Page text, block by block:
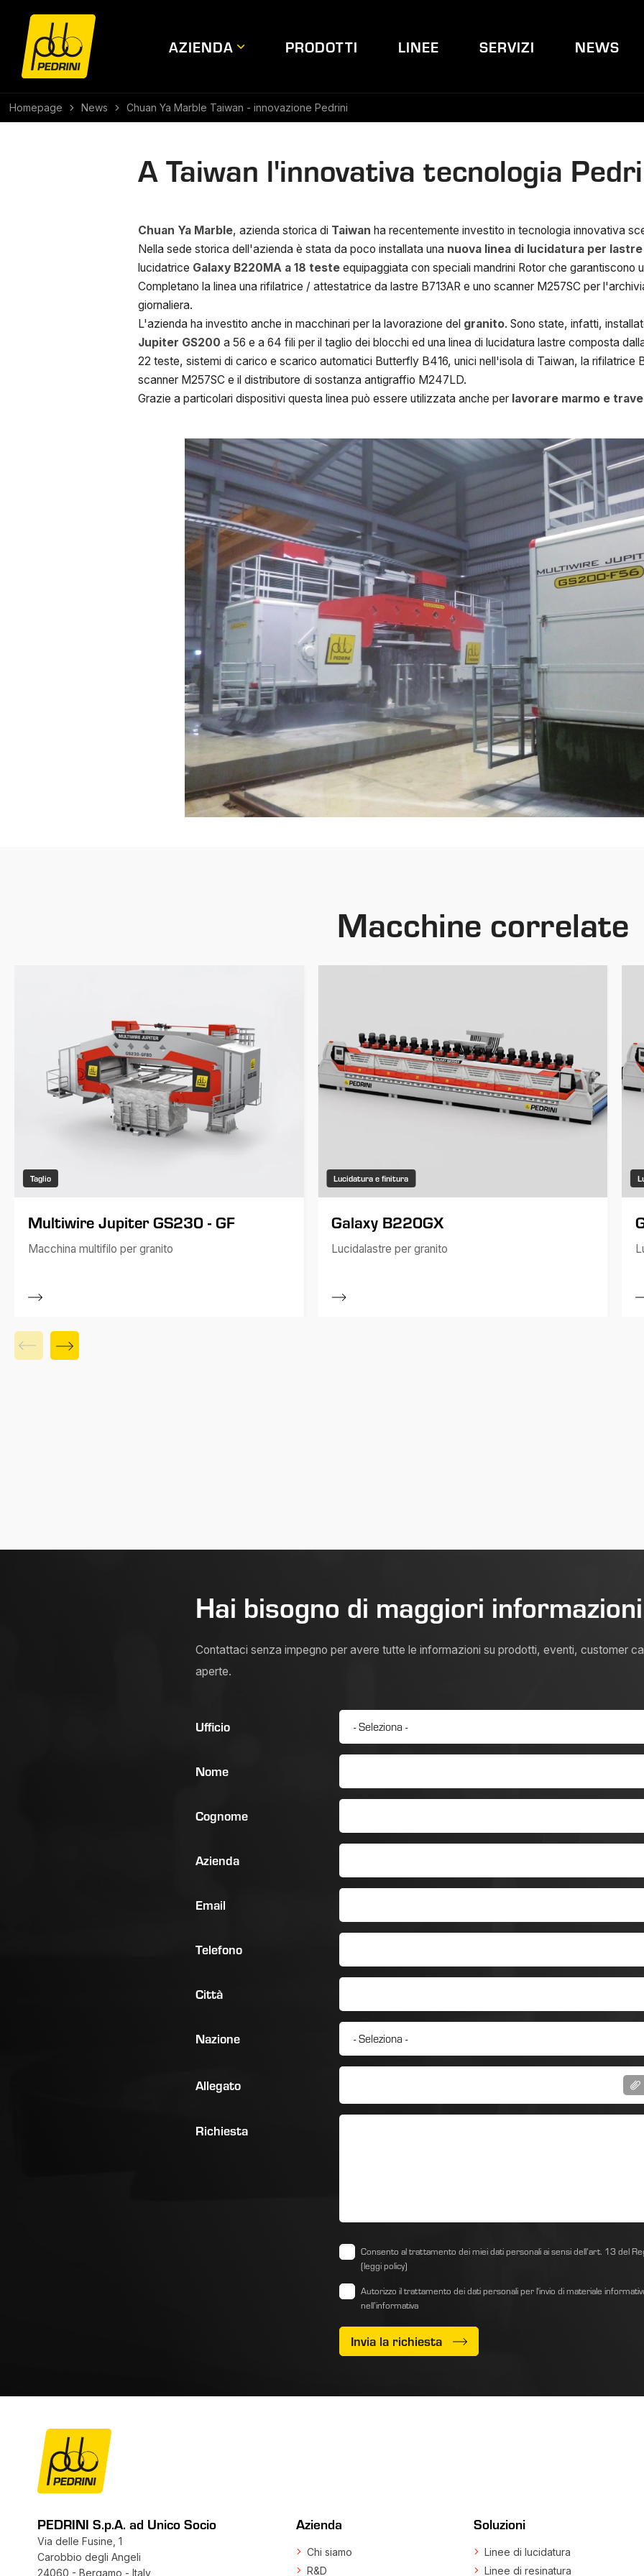
AZIENDA PRODOTTI LINEE SERVIZI NEWS
Homepage News Chuan Ya Marble Taiwan - innovazione Pedrini
A Taiwan l'innovativa tecnologia
Chuan Ya Marble, azienda storica di Taiwan ha recentemente investito in tecnologia innovativa
Nella sede storica dell'azienda è stata da poco installata una nuova linea di lucidatura per
lucidatrice Galaxy B220MA a 18 teste equipaggiata con speciali mandrini Rotor che garantiscono
Completano la linea una rifilatrice / attestatrice da lastre B713AR e uno scanner M257SC per
giornaliera.
L'azienda ha investito anche in macchinari per la lavorazione del granito. Sono state, infatti,
Jupiter GS200 a 56 e a 64 fili per il taglio dei blocchi ed una linea di lucidatura lastre composta
22 teste, sistemi di carico e scarico automatici Butterfly B416, unici nell'isola di Taiwan, la rifilatrice
scanner M257SC e il distributore di sostanza antigraffio M247LD.
Grazie a particolari dispositivi questa linea può essere utilizzata anche per lavorare marmo e
Macchine correlate
Taglio
Multiwire Jupiter GS230 - GF
Macchina multifilo per granito
Lucidatura e finitura
Galaxy B220GX
Lucidalastre per granito
Hai bisogno di maggiori
Contattaci senza impegno per avere tutte le informazioni su prodotti, eventi, customer
aperte.
Ufficio
Nome
Cognome
Azienda
Email
Telefono
Città
Nazione
Allegato
Richiesta
Consento al trattamento dei miei dati personali ai sensi dell’art. 13 del
(leggi policy)
Autorizzo il trattamento dei dati personali per l'invio di materiale
nell’informativa
Invia la richiesta
PEDRINI S.p.A. ad Unico Socio
Via delle Fusine, 1
Carobbio degli Angeli
24060 - Bergamo - Italy
Azienda
Chi siamo
R&D
Soluzioni
Linee di lucidatura
Linee di resinatura